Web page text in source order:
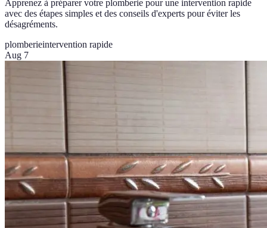
Apprenez à préparer votre plomberie pour une intervention rapide
avec des étapes simples et des conseils d'experts pour éviter les
désagréments.
plomberieintervention rapide
Aug 7